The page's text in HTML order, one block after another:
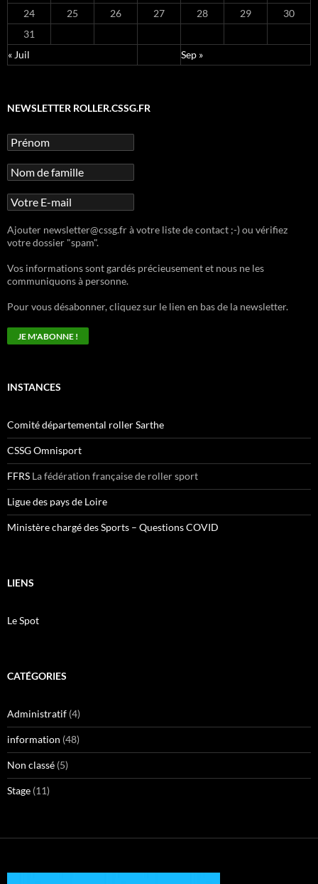
24
25 26 27 28 29
30
31
« Juil
Sep »
NEWSLETTER ROLLER.CSSG.FR
Ajouter newsletter@cssg.fr à votre liste de contact ;-) ou vérifiez
votre dossier "spam".
Vos informations sont gardés précieusement et nous ne les
communiquons à personne.
Pour vous désabonner, cliquez sur le lien en bas de la newsletter.
INSTANCES
Comité départemental roller Sarthe
CSSG Omnisport
FFRS La fédération française de roller sport
Ligue des pays de Loire
Ministère chargé des Sports – Questions COVID
LIENS
Le Spot
CATÉGORIES
Administratif (4)
information (48)
Non classé (5)
Stage (11)